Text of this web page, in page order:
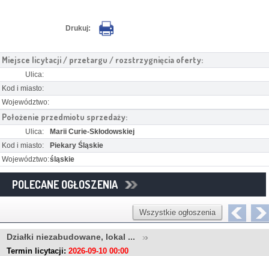
Drukuj:
Miejsce licytacji / przetargu / rozstrzygnięcia oferty:
Ulica:
Kod i miasto:
Województwo:
Położenie przedmiotu sprzedaży:
Ulica:
Marii Curie-Skłodowskiej
Kod i miasto:
Piekary Śląskie
Województwo:śląskie
POLECANE OGŁOSZENIA
Wszystkie ogłoszenia
Działki niezabudowane, lokal ...
Termin licytacji: 2026-09-10 00:00